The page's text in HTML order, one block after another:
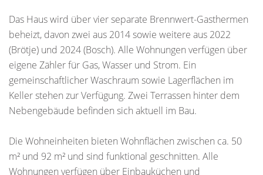
Das Haus wird über vier separate Brennwert-Gasthermen
beheizt, davon zwei aus 2014 sowie weitere aus 2022
(Brötje) und 2024 (Bosch). Alle Wohnungen verfügen über
eigene Zähler für Gas, Wasser und Strom. Ein
gemeinschaftlicher Waschraum sowie Lagerflächen im
Keller stehen zur Verfügung. Zwei Terrassen hinter dem
Nebengebäude befinden sich aktuell im Bau.
Die Wohneinheiten bieten Wohnflächen zwischen ca. 50
m² und 92 m² und sind funktional geschnitten. Alle
Wohnungen verfügen über Einbauküchen und